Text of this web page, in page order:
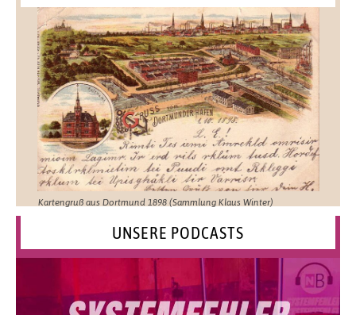
Kartengruß aus Dortmund 1898 (Sammlung Klaus Winter)
UNSERE PODCASTS